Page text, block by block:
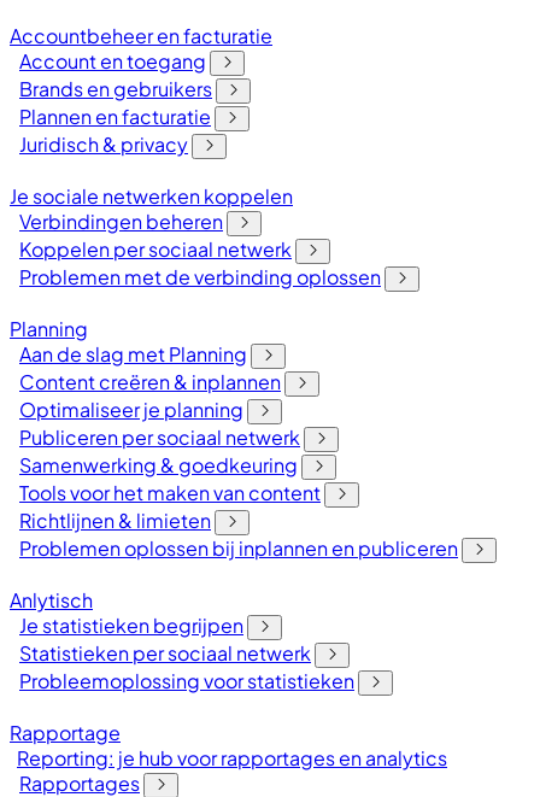
Accountbeheer en facturatie
Account en toegang
Brands en gebruikers
Plannen en facturatie
Juridisch & privacy
Je sociale netwerken koppelen
Verbindingen beheren
Koppelen per sociaal netwerk
Problemen met de verbinding oplossen
Planning
Aan de slag met Planning
Content creëren & inplannen
Optimaliseer je planning
Publiceren per sociaal netwerk
Samenwerking & goedkeuring
Tools voor het maken van content
Richtlijnen & limieten
Problemen oplossen bij inplannen en publiceren
Anlytisch
Je statistieken begrijpen
Statistieken per sociaal netwerk
Probleemoplossing voor statistieken
Rapportage
Reporting: je hub voor rapportages en analytics
Rapportages